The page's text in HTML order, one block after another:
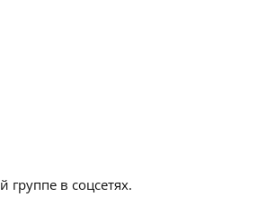
в соцсетях.